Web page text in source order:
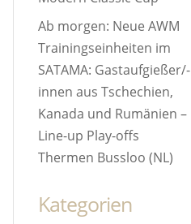
Ab morgen: Neue AWM
Trainingseinheiten im
SATAMA: Gastaufgießer/-
innen aus Tschechien,
Kanada und Rumänien –
Line-up Play-offs
Thermen Bussloo (NL)
Kategorien